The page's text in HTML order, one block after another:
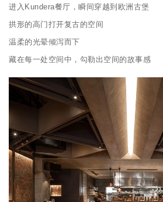
进入Kundera餐厅，瞬间穿越到欧洲古堡
拱形的高门打开复古的空间
温柔的光晕倾泻而下
藏在每一处空间中，勾勒出空间的故事感